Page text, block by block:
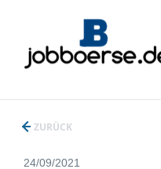
ZURÜCK
24/09/2021